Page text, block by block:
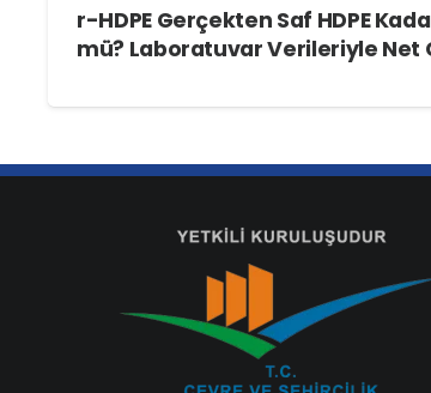
r-HDPE Gerçekten Saf HDPE
mü? Laboratuvar Verileriyle Net